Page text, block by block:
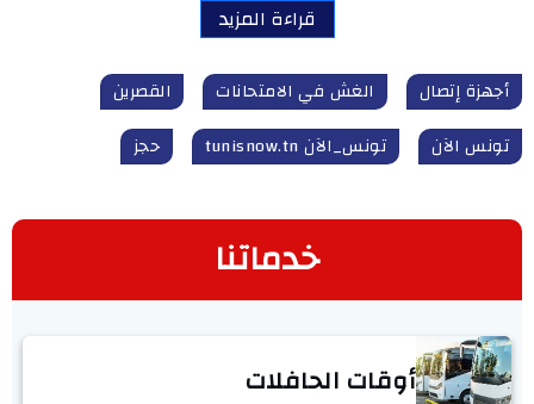
قراءة المزيد
أجهزة إتصال الغش في الامتحانات
القصرين
تونس الآن
تونس_الآن tunisnow.tn حجز
خدماتنا
أوقات الحافلات